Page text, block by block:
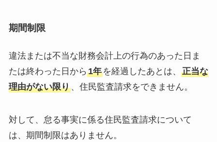
期間制限
違法または不当な財務会計上の行為のあった日ま
たは終わった日から 1年を経過したあとは、 正当な
理由がない限り、住民監査請求をできません。
対して、怠る事実に係る住民監査請求について
は、期間制限はありません。